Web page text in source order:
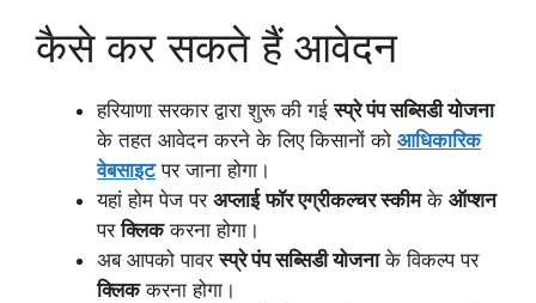
कैसे कर सकते हैं आवेदन
हरियाणा सरकार द्वारा शुरू की गईस्प्रे पंप सब्सिडी योजना
के तहत आवेदन करने के लिए किसानों को आधिकारिक
वेबसाइटपर जाना होगा।
यहां होम पेज पर अप्लाई फॉर एग्रीकल्चर स्कीमके ऑप्शन
परक्लिककरना होगा।
अब आपको पावरस्प्रे पंप सब्सिडी योजनाके विकल्प पर
क्लिककरना होगा।